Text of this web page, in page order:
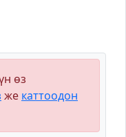
өз
же каттоодон